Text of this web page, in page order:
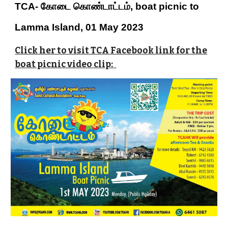
TCA- கோடை கொண்டாட்டம், boat picnic to
Lamma Island, 01 May 2023
Click her to visit TCA Facebook link for the
boat picnic video clip: